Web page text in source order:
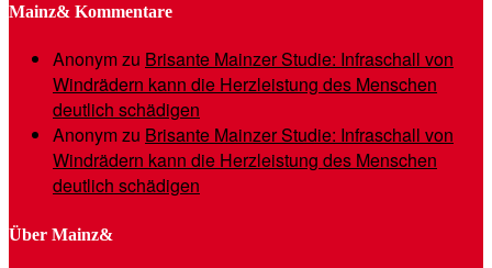
Mainz& Kommentare
Anonymzu Brisante Mainzer Studie: Infraschall von
Windrädern kann die Herzleistung des Menschen
deutlich schädigen
Anonymzu Brisante Mainzer Studie: Infraschall von
Windrädern kann die Herzleistung des Menschen
deutlich schädigen
Über Mainz&